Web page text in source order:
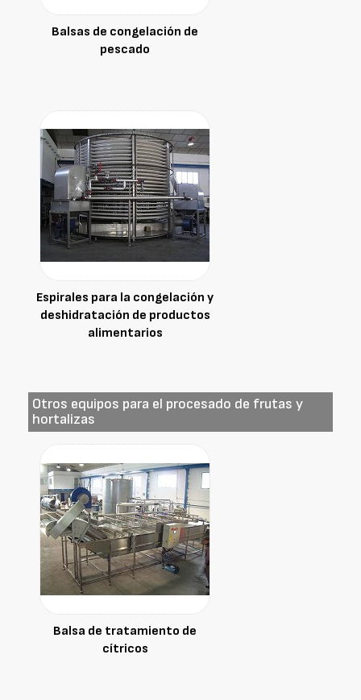
Balsas de congelación de
pescado
Espirales para la congelación y
deshidratación de productos
alimentarios
Otros equipos para el procesado de frutas y
hortalizas
Balsa de tratamiento de
cítricos